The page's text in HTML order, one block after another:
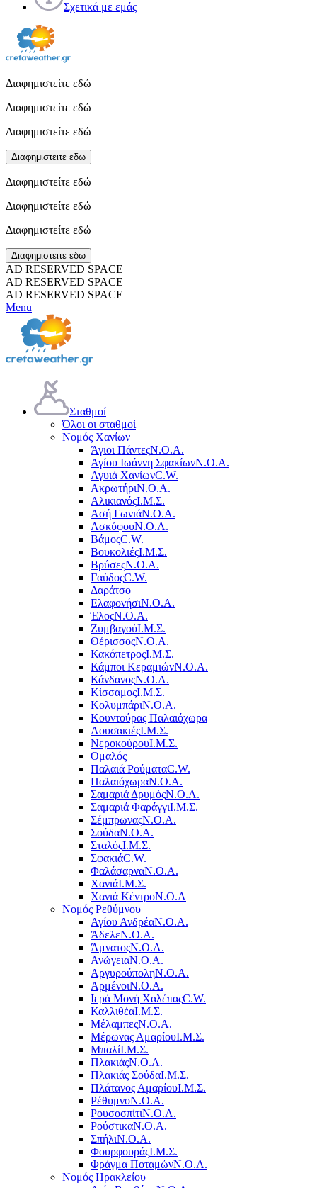
Σχετικά με εμάς
Διαφημιστείτε εδώ
Διαφημιστείτε εδώ
Διαφημιστείτε εδώ
Διαφημιστειτε εδω
Διαφημιστείτε εδώ
Διαφημιστείτε εδώ
Διαφημιστείτε εδώ
Διαφημιστειτε εδω
AD RESERVED SPACE
AD RESERVED SPACE
AD RESERVED SPACE
Menu
Σταθμοί
Όλοι οι σταθμοί
Νομός Χανίων
Άγιοι ΠάντεςΝ.Ο.Α.
Αγίου Ιωάννη ΣφακίωνΝ.Ο.Α.
Αγυιά ΧανίωνC.W.
ΑκρωτήριΝ.Ο.Α.
ΑλικιανόςΙ.Μ.Σ.
Ασή ΓωνιάΝ.Ο.Α.
ΑσκύφουΝ.Ο.Α.
ΒάμοςC.W.
ΒουκολιέςΙ.Μ.Σ.
ΒρύσεςΝ.Ο.Α.
ΓαύδοςC.W.
Δαράτσο
ΕλαφονήσιΝ.Ο.Α.
ΈλοςΝ.Ο.Α.
ΖυμβαγούΙ.Μ.Σ.
ΘέρισσοςΝ.Ο.Α.
ΚακόπετροςΙ.Μ.Σ.
Κάμποι ΚεραμιώνΝ.Ο.Α.
ΚάνδανοςΝ.Ο.Α.
ΚίσσαμοςΙ.Μ.Σ.
ΚολυμπάριΝ.Ο.Α.
Κουντούρας Παλαιόχωρα
ΛουσακιέςΙ.Μ.Σ.
ΝεροκούρουΙ.Μ.Σ.
Ομαλός
Παλαιά ΡούματαC.W.
ΠαλαιόχωραΝ.Ο.Α.
Σαμαριά ΔρυμόςΝ.Ο.Α.
Σαμαριά ΦαράγγιΙ.Μ.Σ.
ΣέμπρωναςΝ.Ο.Α.
ΣούδαΝ.Ο.Α.
ΣταλόςΙ.Μ.Σ.
ΣφακιάC.W.
ΦαλάσαρναΝ.Ο.Α.
ΧανιάΙ.Μ.Σ.
Χανιά ΚέντροN.O.A
Νομός Ρεθύμνου
Αγίου ΑνδρέαΝ.Ο.Α.
ΆδελεΝ.Ο.Α.
ΆμνατοςΝ.Ο.Α.
ΑνώγειαΝ.Ο.Α.
ΑργυρούποληΝ.Ο.Α.
ΑρμένοιΝ.Ο.Α.
Ιερά Μονή ΧαλέπαςC.W.
ΚαλλιθέαΙ.Μ.Σ.
ΜέλαμπεςΝ.Ο.Α.
Μέρωνας ΑμαρίουΙ.Μ.Σ.
ΜπαλίΙ.Μ.Σ.
ΠλακιάςΝ.Ο.Α.
Πλακιάς ΣούδαΙ.Μ.Σ.
Πλάτανος ΑμαρίουΙ.Μ.Σ.
ΡέθυμνοΝ.Ο.Α.
ΡουσοσπίτιΝ.Ο.Α.
ΡούστικαΝ.Ο.Α.
ΣπήλιΝ.Ο.Α.
ΦουρφουράςΙ.Μ.Σ.
Φράγμα ΠοταμώνΝ.Ο.Α.
Νομός Ηρακλείου